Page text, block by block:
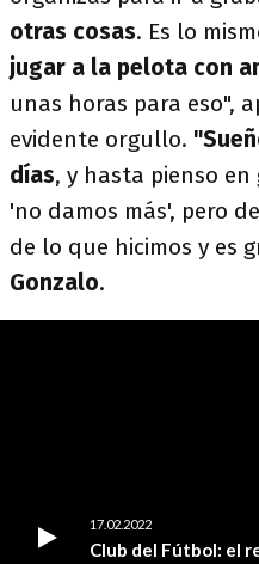
otras cosas. Es lo
jugar a la pelota con
unas horas para eso",
evidente orgullo.
días, y hasta pienso en
'no damos más', pero
de lo que hicimos y es
Gonzalo.